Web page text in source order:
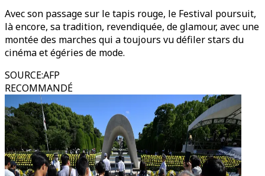
Avec son passage sur le tapis rouge, le Festival poursuit,
là encore, sa tradition, revendiquée, de glamour, avec une
montée des marches qui a toujours vu défiler stars du
cinéma et égéries de mode.
SOURCE:AFP
RECOMMANDÉ